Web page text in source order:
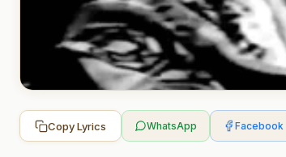
Copy Lyrics WhatsApp Facebook